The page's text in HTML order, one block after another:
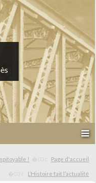
! Page d'accueil
L’Histoire fait l’actualité